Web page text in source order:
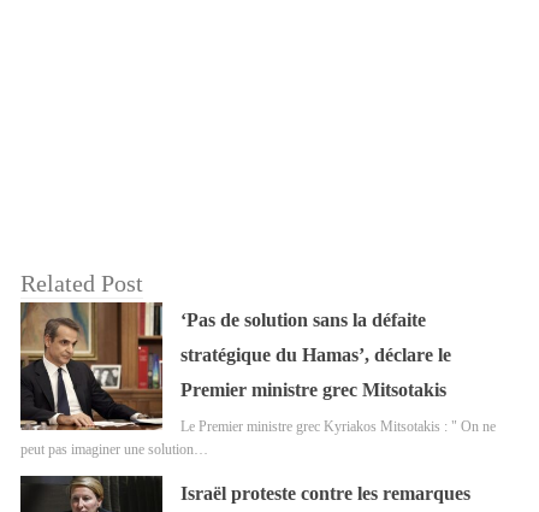
Related Post
‘Pas de solution sans la défaite
stratégique du Hamas’, déclare le
Premier ministre grec Mitsotakis
Le Premier ministre grec Kyriakos Mitsotakis : " On ne
peut pas imaginer une solution…
Israël proteste contre les remarques